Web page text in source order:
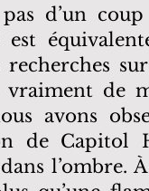
d’un
est
recherches
de
avons
de Capitol
l’ombre.